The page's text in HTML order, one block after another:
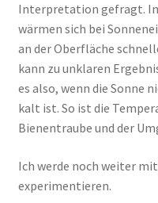
Interpretation gefragt.
wärmen sich bei
an der Oberfläche
kann zu unklaren
es also, wenn die Sonne
kalt ist. So ist die
Bienentraube und der
Ich werde noch weiter
experimentieren.